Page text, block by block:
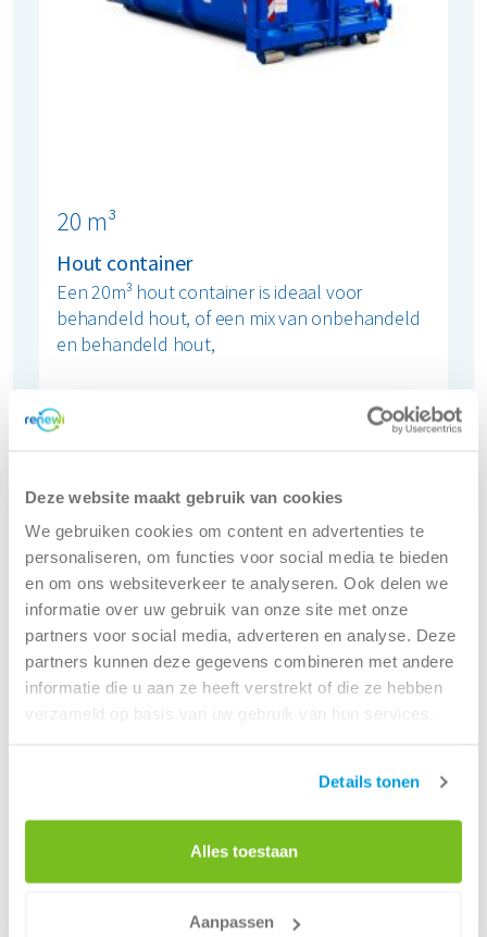
Deze website maakt gebruik van cookies
We gebruiken cookies om content en advertenties te
personaliseren, om functies voor social media te bieden
en om ons websiteverkeer te analyseren. Ook delen we
informatie over uw gebruik van onze site met onze
partners voor social media, adverteren en analyse. Deze
partners kunnen deze gegevens combineren met andere
informatie die u aan ze heeft verstrekt of die ze hebben
verzameld op basis van uw gebruik van hun services.
Details tonen
Alles toestaan
Aanpassen
20 m³
Hout container
Een 20m³ hout container is ideaal voor
behandeld hout, of een mix van onbehandeld
en behandeld hout,